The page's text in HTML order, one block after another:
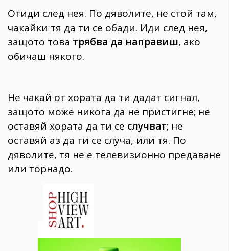
ПОСЛЕДВАЙТЕ
НИ
Отиди след нея. По дяволите, не стой там,
чакайки тя да ти се обади. Иди след нея,
защото това трябва да направиш, ако
обичаш някого.
Не чакай от хората да ти дадат сигнал,
защото може никога да не пристигне; не
оставяй хората да ти се случват; не
оставяй аз да ти се случа, или тя. По
дяволите, тя не е телевизионно предаване
или торнадо.